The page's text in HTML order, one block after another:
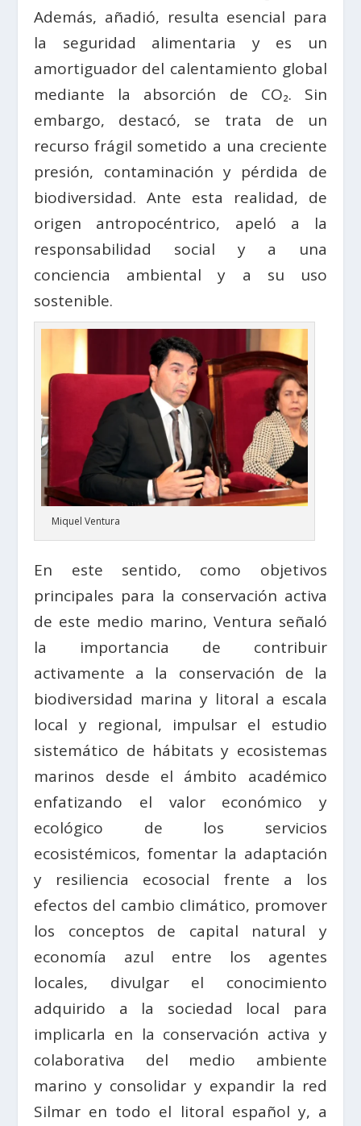
Además, añadió, resulta esencial para
la seguridad alimentaria y es un
amortiguador del calentamiento global
mediante la absorción de CO₂. Sin
embargo, destacó, se trata de un
recurso frágil sometido a una creciente
presión, contaminación y pérdida de
biodiversidad. Ante esta realidad, de
origen antropocéntrico, apeló a la
responsabilidad social y a una
conciencia ambiental y a su uso
sostenible.
Miquel Ventura
En este sentido, como objetivos
principales para la conservación activa
de este medio marino, Ventura señaló
la importancia de contribuir
activamente a la conservación de la
biodiversidad marina y litoral a escala
local y regional, impulsar el estudio
sistemático de hábitats y ecosistemas
marinos desde el ámbito académico
enfatizando el valor económico y
ecológico de los servicios
ecosistémicos, fomentar la adaptación
y resiliencia ecosocial frente a los
efectos del cambio climático, promover
los conceptos de capital natural y
economía azul entre los agentes
locales, divulgar el conocimiento
adquirido a la sociedad local para
implicarla en la conservación activa y
colaborativa del medio ambiente
marino y consolidar y expandir la red
Silmar en todo el litoral español y, a